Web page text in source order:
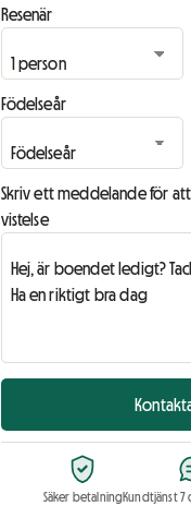
Resenär
Födelseår
Skriv ett meddelande för
vistelse
Säker betalningKundtjänst 7